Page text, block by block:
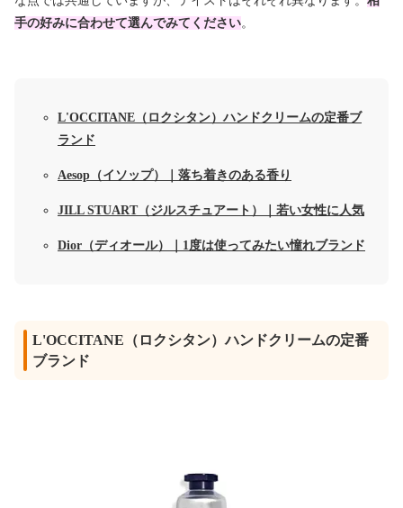
手の好みに合わせて選んでみてください。
L'OCCITANE（ ロクシタン）ハンドクリームの定番ブ
ランド
Aesop（イソップ）｜落ち着きのある香り
JILL STUART（ジルスチュアート）｜若い女性に人気
Dior（ディオール）｜1度は使ってみたい憧れブランド
L'OCCITANE（ロクシタン）ハンドクリームの定番
ブランド